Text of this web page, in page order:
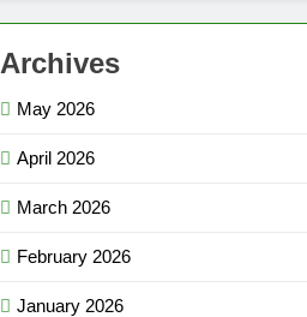
Archives
May 2026
April 2026
March 2026
February 2026
January 2026